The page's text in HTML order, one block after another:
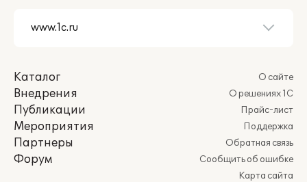
Каталог
Внедрения
Публикации
Мероприятия
Партнеры
Форум
О сайте
О решениях 1С
Прайс-лист
Поддержка
Обратная связь
Сообщить об ошибке
Карта сайта